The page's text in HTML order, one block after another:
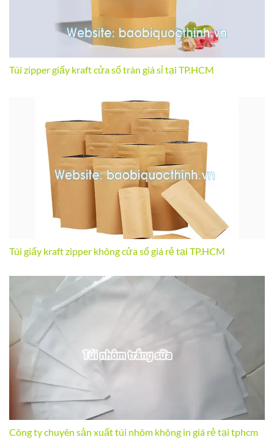
Túi zipper giấy kraft cửa sổ tràn giá sỉ tại TP.HCM
Túi giấy kraft zipper không cửa sổ giá rẻ tại TP.HCM
Công ty chuyên sản xuất túi nhôm không in giá rẻ tại tphcm